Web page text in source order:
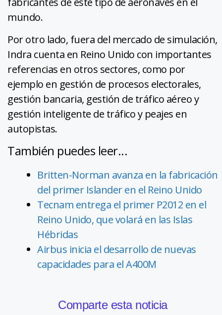
mundo.
Por otro lado, fuera del mercado de simulación,
Indra cuenta en Reino Unido con importantes
referencias en otros sectores, como por
ejemplo en gestión de procesos electorales,
gestión bancaria, gestión de tráfico aéreo y
gestión inteligente de tráfico y peajes en
autopistas.
También puedes leer...
Britten-Norman avanza en la fabricación
del primer Islander en el Reino Unido
Tecnam entrega el primer P2012 en el
Reino Unido, que volará en las Islas
Hébridas
Airbus inicia el desarrollo de nuevas
capacidades para el A400M
Comparte esta noticia